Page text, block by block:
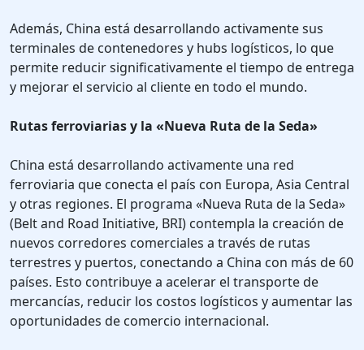
Además, China está desarrollando activamente sus
terminales de contenedores y hubs logísticos, lo que
permite reducir significativamente el tiempo de entrega
y mejorar el servicio al cliente en todo el mundo.
Rutas ferroviarias y la «Nueva Ruta de la Seda»
China está desarrollando activamente una red
ferroviaria que conecta el país con Europa, Asia Central
y otras regiones. El programa «Nueva Ruta de la Seda»
(Belt and Road Initiative, BRI) contempla la creación de
nuevos corredores comerciales a través de rutas
terrestres y puertos, conectando a China con más de 60
países. Esto contribuye a acelerar el transporte de
mercancías, reducir los costos logísticos y aumentar las
oportunidades de comercio internacional.